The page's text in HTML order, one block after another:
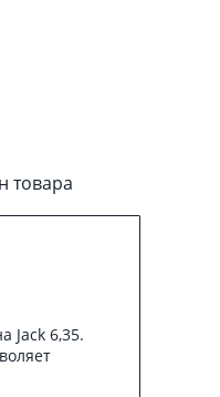
товара
Jack 6,35.